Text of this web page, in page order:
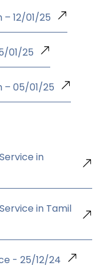
– 12/01/25
01/25
– 05/01/25
in
in Tamil
- 25/12/24